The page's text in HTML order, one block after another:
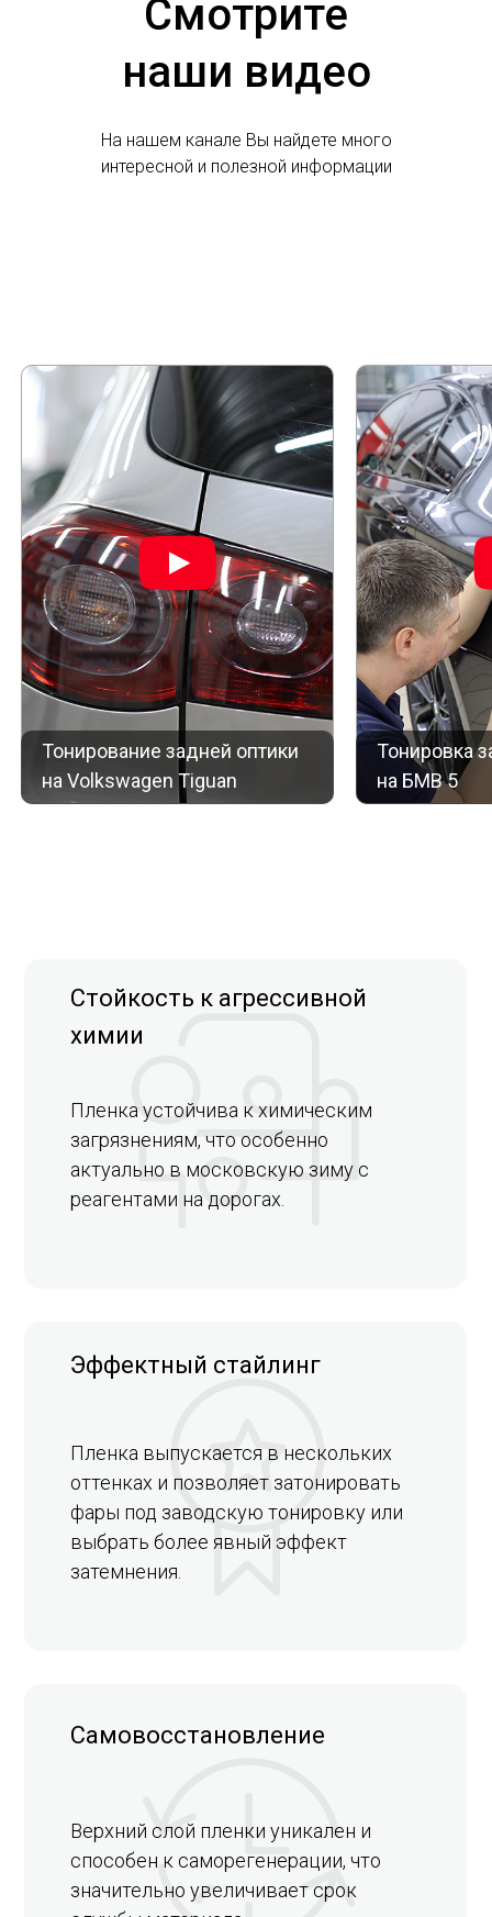
Смотрите
наши видео
На нашем канале Вы найдете много
интересной и полезной информации
Тонировка
на БМВ 5
Тонирование задней оптики
на Volkswagen Tiguan
Стойкость к агрессивной
химии
Эффектный стайлинг
Самовосстановление
Пленка устойчива к химическим
загрязнениям, что особенно
актуально в московскую зиму с
реагентами на дорогах.
Пленка выпускается в нескольких
оттенках и позволяет затонировать
фары под заводскую тонировку или
выбрать более явный эффект
затемнения.
Верхний слой пленки уникален и
способен к саморегенерации, что
значительно увеличивает срок